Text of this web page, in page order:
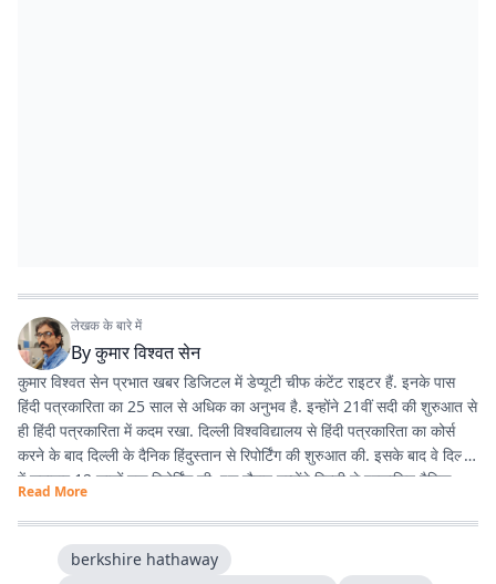
लेखक के बारे में
Byकुमार विश्वत सेन
कुमार विश्वत सेन प्रभात खबर डिजिटल में डेप्यूटी चीफ कंटेंट राइटर हैं. इनके पास
हिंदी पत्रकारिता का 25 साल से अधिक का अनुभव है. इन्होंने 21वीं सदी की शुरुआत से
ही हिंदी पत्रकारिता में कदम रखा. दिल्ली विश्वविद्यालय से हिंदी पत्रकारिता का कोर्स
करने के बाद दिल्ली के दैनिक हिंदुस्तान से रिपोर्टिंग की शुरुआत की. इसके बाद वे दिल्ली
में लगातार 12 सालों तक रिपोर्टिंग की. इस दौरान उन्होंने दिल्ली से प्रकाशित दैनिक
हिंदुस्तान दैनिक जागरण, देशबंधु जैसे प्रतिष्ठित अखबारों के साथ कई साप्ताहिक
अखबारों के लिए भी रिपोर्टिंग की. 2013 में वे प्रभात खबर आए. तब से वे प्रिंट मीडिया
के साथ फिलहाल पिछले 10 सालों से प्रभात खबर डिजिटल में अपनी सेवाएं दे रहे हैं.
इन्होंने अपने करियर के शुरुआती दिनों में ही राजस्थान में होने वाली हिंदी पत्रकारिता के
Read More
berkshire hathaway